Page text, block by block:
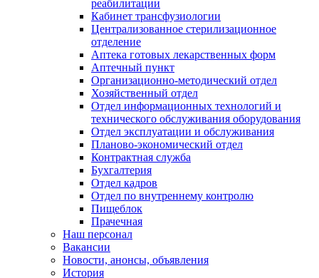
реабилитации
Кабинет трансфузиологии
Централизованное стерилизационное
отделение
Аптека готовых лекарственных форм
Аптечный пункт
Организационно-методический отдел
Хозяйственный отдел
Отдел информационных технологий и
технического обслуживания оборудования
Отдел эксплуатации и обслуживания
Планово-экономический отдел
Контрактная служба
Бухгалтерия
Отдел кадров
Отдел по внутреннему контролю
Пищеблок
Прачечная
Наш персонал
Вакансии
Новости, анонсы, объявления
История